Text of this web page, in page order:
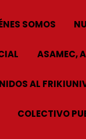
SOMOS
ASAMEC,
AL
COLECTIVO